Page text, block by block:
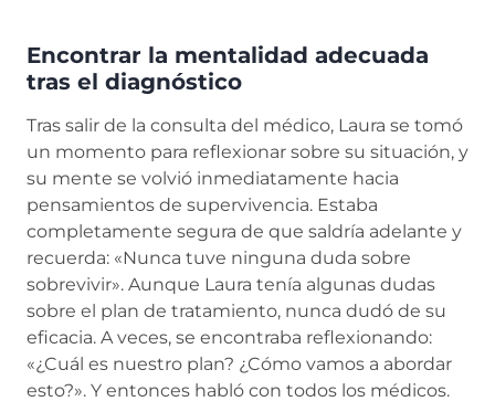
Encontrar la mentalidad adecuada
tras el diagnóstico
Tras salir de la consulta del médico, Laura se tomó
un momento para reflexionar sobre su situación, y
su mente se volvió inmediatamente hacia
pensamientos de supervivencia. Estaba
completamente segura de que saldría adelante y
recuerda: «Nunca tuve ninguna duda sobre
sobrevivir». Aunque Laura tenía algunas dudas
sobre el plan de tratamiento, nunca dudó de su
eficacia. A veces, se encontraba reflexionando:
«¿Cuál es nuestro plan? ¿Cómo vamos a abordar
esto?». Y entonces habló con todos los médicos.